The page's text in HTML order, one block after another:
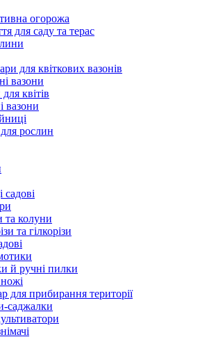
огорожа
для саду та терас
для квіткових вазонів
вазони
квітів
вазони
рослин
та колуни
та гілкорізи
й ручні пилки
для прибирання території
саджалки